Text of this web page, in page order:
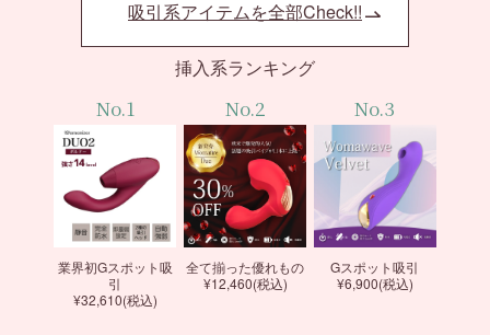
吸引系アイテムを全部Check!!
挿入系ランキング
No.1
業界初Gスポット吸
引
¥32,610(税込)
No.2
全て揃った優れもの
¥12,460(税込)
No.3
Gスポット吸引
¥6,900(税込)